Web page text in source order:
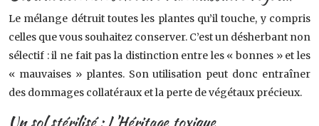
Le mélange détruit toutes les plantes qu’il touche, y compris
celles que vous souhaitez conserver. C’est un désherbant non
sélectif : il ne fait pas la distinction entre les « bonnes » et les
« mauvaises » plantes. Son utilisation peut donc entraîner
des dommages collatéraux et la perte de végétaux précieux.